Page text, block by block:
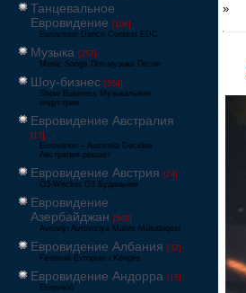
Танцевальное
Евровидение [106]
Eurovision Dance Contest EDC
Музыка [257]
Music Songs Поп-музыка Песни
Шоу-бизнес [564]
Show Business Музыкальная
индустрия
Евровидение Австралия
[17]
Eurovision – Australia Decides
Австралия решает
Евровидение Австрия [24]
Ö3-Wecker Ö3 Будильник
Евровидение
Азербайджан [549]
Avrovijn Avroviziya Mahnı Müsabiqəsi
Евровидение Албания [32]
Festivali Evropian i Këngës
Евровидение Андорра [15]
Eurovisió
»